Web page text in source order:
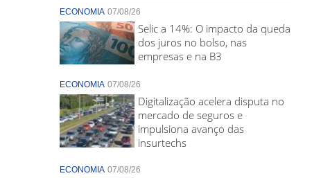
ECONOMIA 07/08/26
Selic a 14%: O impacto da queda
dos juros no bolso, nas
empresas e na B3
ECONOMIA 07/08/26
Digitalização acelera disputa no
mercado de seguros e
impulsiona avanço das
insurtechs
ECONOMIA 07/08/26